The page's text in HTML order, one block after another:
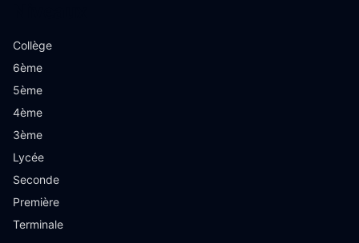
Collège
6ème
5ème
4ème
3ème
Lycée
Seconde
Première
Terminale